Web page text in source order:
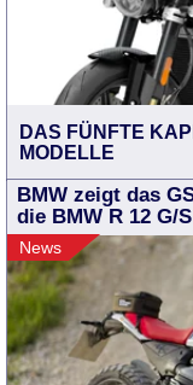
DAS FÜNFTE
MODELLE
BMW zeigt das
die BMW R 12 G/S
News